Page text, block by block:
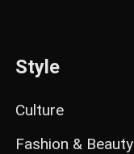
Style
Culture
Fashion & Beauty